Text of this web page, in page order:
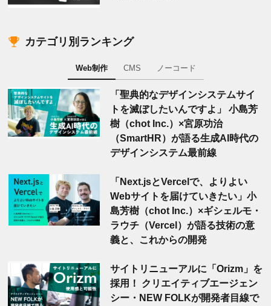
カテゴリ別ランキング
Web制作 CMS ノーコード
「聖典的なデザインシステムサイ
トを滅ぼしたいんですよ」 小島芳
樹（chot Inc.）×宮原功治
（SmartHR）が語る生成AI時代の
デザインシステム最前線
「Next.jsとVercelで、よりよい
Webサイトを届けていきたい」小
島芳樹（chot Inc.）×ギシェルモ・
ラウチ（Vercel）が語る技術の意
義と、これからの開発
サイトリニューアルに「Orizm」を
採用！ クリエイティブエージェン
シー・NEW FOLKが開発者目線で